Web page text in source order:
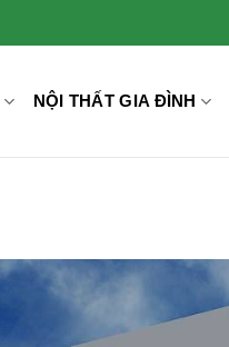
NỘI THẤT GIA ĐÌNH